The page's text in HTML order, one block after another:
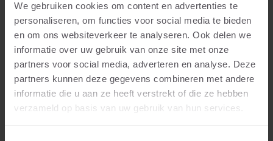
We gebruiken cookies om content en advertenties te
personaliseren, om functies voor social media te bieden
en om ons websiteverkeer te analyseren. Ook delen we
informatie over uw gebruik van onze site met onze
partners voor social media, adverteren en analyse. Deze
partners kunnen deze gegevens combineren met andere
informatie die u aan ze heeft verstrekt of die ze hebben
verzameld op basis van uw gebruik van hun services.
Hummelink Hoveniersbedrijf
Location:
Buurse
Application:
Garden
Products:
Round slab 1000 mmx8 Grey
Round slab 800 mmx7 Grey